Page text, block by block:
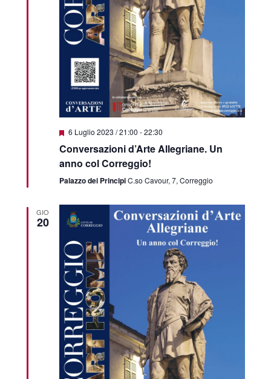
Featured
6 Luglio 2023 / 21:00 -22:30
Conversazioni d’Arte Allegriane. Un
anno col Correggio!
Palazzo dei PrincipiC.so Cavour, 7, Correggio
GIO
20